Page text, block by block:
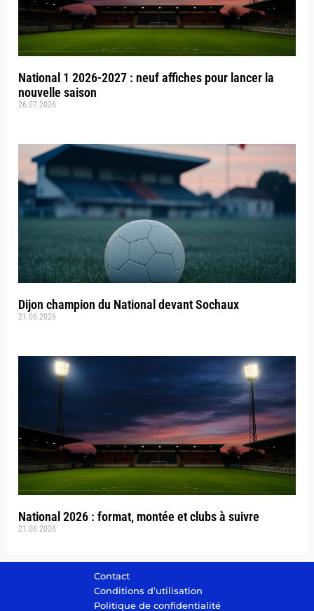
National 1 2026-2027 : neuf affiches pour lancer la
nouvelle saison
26.07.2026
Dijon champion du National devant Sochaux
21.06.2026
National 2026 : format, montée et clubs à suivre
21.06.2026
Contact
Conditions d’utilisation
Politique de confidentialité